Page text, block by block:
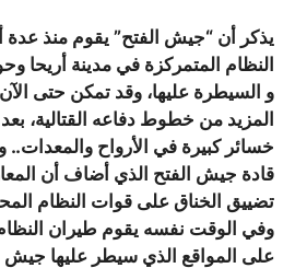
يذكر أن “جيش الفتح” يقوم منذ عدة
النظام المتمركزة في مدينة أريحا
و السيطرة عليها، وقد تمكن حتى
المزيد من خطوط دفاعه القتالية،
خسائر كبيرة في الأرواح والمعدات..
قادة جيش الفتح الذي أضاف أن
تضييق الخناق على قوات النظام
وفي الوقت نفسه يقوم طيران
على المواقع الذي سيطر عليها جيش